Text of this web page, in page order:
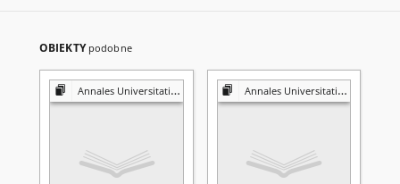
OBIEKTY podobne
Annales Universitatis Mariae Curie-Skłodowska. Sectio FF, Philologiae Annales Universitatis Mariae Curie-Skłodowska. Sectio FF, Philologiae